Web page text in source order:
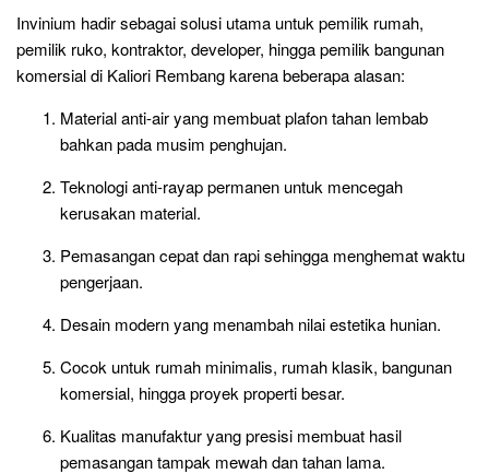
Invinium hadir sebagai solusi utama untuk pemilik rumah,
pemilik ruko, kontraktor, developer, hingga pemilik bangunan
komersial di Kaliori Rembang karena beberapa alasan:
Material anti-air yang membuat plafon tahan lembab
bahkan pada musim penghujan.
Teknologi anti-rayap permanen untuk mencegah
kerusakan material.
Pemasangan cepat dan rapi sehingga menghemat waktu
pengerjaan.
Desain modern yang menambah nilai estetika hunian.
Cocok untuk rumah minimalis, rumah klasik, bangunan
komersial, hingga proyek properti besar.
Kualitas manufaktur yang presisi membuat hasil
pemasangan tampak mewah dan tahan lama.